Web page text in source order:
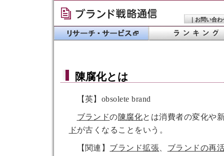
｜ お問い合わ
陳腐化とは
【英】obsolete brand
ブランドの陳腐化とは消費者の変化や
ドが古くなることをいう。
【関連】 ブランド拡張
ブランドの再